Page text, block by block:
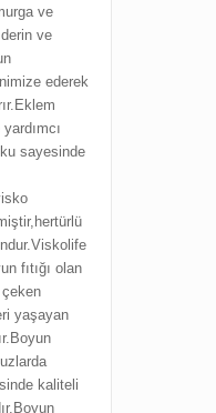
ve
ve
ederek
sayesinde
fıtığı olan
çeken
yaşayan
kaliteli